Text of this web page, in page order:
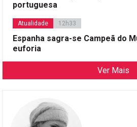
portuguesa
Atualidade 12h33
Espanha sagra-se Campeã do
euforia
Ver Mais